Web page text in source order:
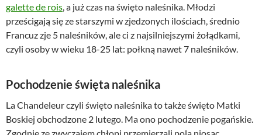
galette de rois , a już czas na święto naleśnika. Młodzi
prześcigają się ze starszymi w zjedzonych ilościach, średnio
Francuz zje 5 naleśników, ale ci z najsilniejszymi żołądkami,
czyli osoby w wieku 18-25 lat: połkną nawet 7 naleśników.
Pochodzenie święta naleśnika
La Chandeleur czyli święto naleśnika to także święto Matki
Boskiej obchodzone 2 lutego. Ma ono pochodzenie pogańskie.
Zgodnie ze zwyczajem chłopi przemierzali pola niosąc